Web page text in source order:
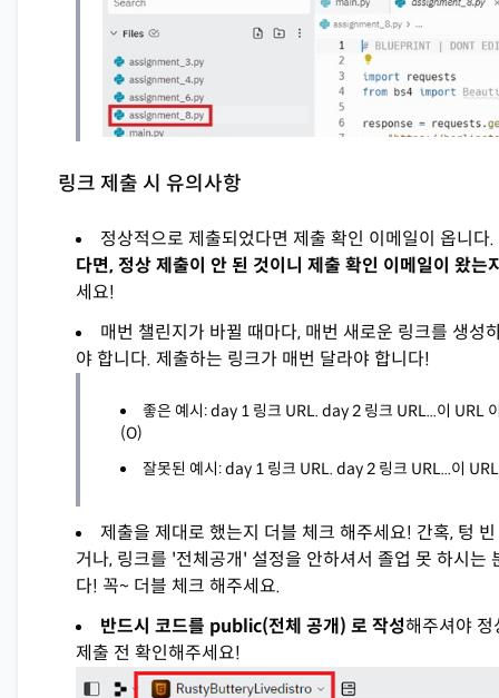
링크 제출 시 유의사항
정상적으로 제출되었다면 제출 확인 이메일이 옵니다.
다면, 정상 제출이 안 된 것이니 제출 확인 이메일이 왔는
세요!
매번 챌린지가 바뀔 때마다, 매번 새로운 링크를 생성
야 합니다. 제출하는 링크가 매번 달라야 합니다!
좋은 예시: day 1 링크 URL. day 2 링크 URL...이 URL
(O)
잘못된 예시: day 1 링크 URL. day 2 링크 URL...이
제출을 제대로 했는지 더블 체크 해주세요! 간혹, 텅
거나, 링크를 '전체공개' 설정을 안하셔서 졸업 못 하시는
다! 꼭~ 더블 체크 해주세요.
반드시 코드를 public(전체 공개) 로 작성해주셔야
제출 전 확인해주세요!